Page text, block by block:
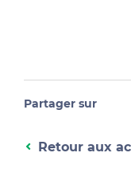
Partager sur
Retour aux